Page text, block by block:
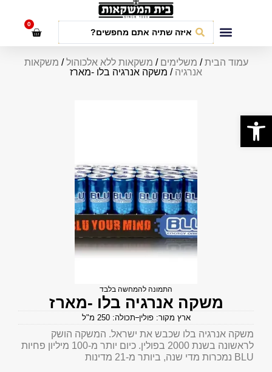
0
עמוד הבית/ משלימים / משקאות ללא אלכוהול/ משקאות
אנרגיה / משקה אנרגיה בלו -מארז
התמונה להמחשה בלבד
משקה אנרגיה בלו -מארז
ארץ מקור: פולין תכולה: 250 מ"ל
משקה אנרגיה בלו שכבש את ישראל. המשקה הושק
לראשונה בשנת 2000 בפולין. כיום יותר מ-100 מיליון פחיות
BLU נמכרות מדי שנה, ביותר מ-21 מדינות
פתח סרגל נגישות